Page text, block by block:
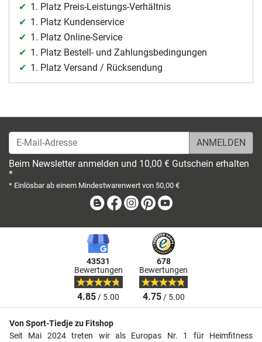
1. Platz Preis-Leistungs-Verhältnis
1. Platz Kundenservice
1. Platz Online-Service
1. Platz Bestell- und Zahlungsbedingungen
1. Platz Versand / Rücksendung
E-Mail-Adresse
Beim Newsletter anmelden und 10,00 € Gutschein erhalten
*
* Einlösbar ab einem Mindestwarenwert von 50,00 €
BlogFacebook
Instagram
Pinterest
43531
Bewertungen
4.85/ 5.00
678
Bewertungen
4.75/ 5.00
Von Sport-Tiedje zu Fitshop
Seit Mai 2024 treten wir als Europas Nr. 1 für Heimfitness